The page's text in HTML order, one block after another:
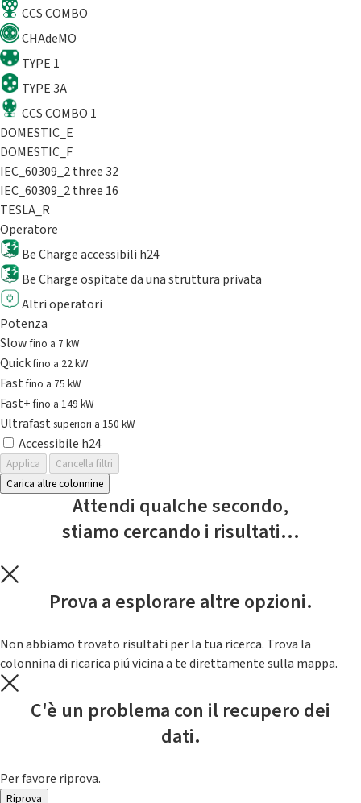
CCS COMBO
CHAdeMO
TYPE 1
TYPE 3A
CCS COMBO 1
DOMESTIC_E
DOMESTIC_F
IEC_60309_2 three 32
IEC_60309_2 three 16
TESLA_R
Operatore
Be Charge accessibili h24
Be Charge ospitate da una struttura privata
Altri operatori
Potenza
Slowfino a 7 kW
Quickfino a 22 kW
Fastfino a 75 kW
Fast+fino a 149 kW
Ultrafast superiori a 150 kW
Accessibile h24
Applica
Cancella filtri
Carica altre colonnine
Attendi qualche secondo,
stiamo cercando i risultati...
Prova a esplorare altre opzioni.
Non abbiamo trovato risultati per la tua ricerca. Trova la
colonnina di ricarica piú vicina a te direttamente sulla mappa.
C'è un problema con il recupero dei
dati.
Per favore riprova.
Riprova